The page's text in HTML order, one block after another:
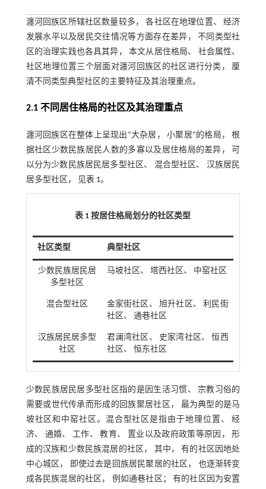
瀍河回族区所辖社区数量较多， 各社区在地理位置、 经济
发展水平以及居民交往情况等方面存在差异， 不同类型社
区的治理实践也各具其异， 本文从居住格局、 社会属性、
社区地理位置三个层面对瀍河回族区的社区进行分类， 厘
清不同类型典型社区的主要特征及其治理重点。
2.1 不同居住格局的社区及其治理重点
瀍河回族区在整体上呈现出“大杂居， 小聚居”的格局， 根
据社区少数民族居民人数的多寡以及居住格局的差异， 可
以分为少数民族居民居多型社区、 混合型社区、 汉族居民
居多型社区， 见表 1。
表 1 按居住格局划分的社区类型
社区类型 典型社区
少数民族居民居
多型社区
马坡社区、 塔西社区、 中窑社区
混合型社区
金家街社区、 旭升社区、 利民街
社区、 通巷社区
汉族居民居多型
社区
君澜湾社区、 史家湾社区、 恒西
社区、 恒东社区
少数民族居民居多型社区指的是因生活习惯、 宗教习俗的
需要或世代传承而形成的回族聚居社区， 最为典型的是马
坡社区和中窑社区。混合型社区是指由于地理位置、 经
济、 通婚、 工作、 教育、 置业以及政府政策等原因， 形
成的汉族和少数民族混居的社区， 其中， 有的社区因地处
中心城区， 即使过去是回族居民聚居的社区， 也逐渐转变
成各民族混居的社区， 例如通巷社区； 有的社区因为安置